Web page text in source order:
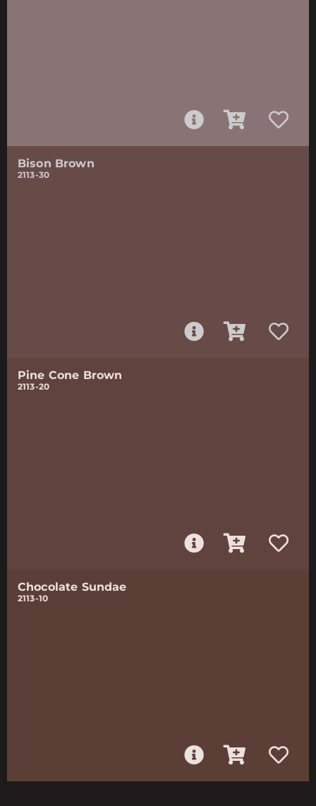
Bison Brown
2113-30
Pine Cone Brown
2113-20
Chocolate Sundae
2113-10